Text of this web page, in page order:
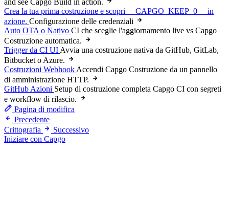
and see Capgo Build in action.
Crea la tua prima costruzione e scopri __CAPGO_KEEP_0__ in
azione. Configurazione delle credenziali
Auto OTA o Nativo CI che sceglie l'aggiornamento live vs Capgo
Costruzione automatica.
Trigger da CI UI Avvia una costruzione nativa da GitHub, GitLab,
Bitbucket o Azure.
Costruzioni Webhook Accendi Capgo Costruzione da un pannello
di amministrazione HTTP.
GitHub Azioni Setup di costruzione completa Capgo CI con segreti
e workflow di rilascio.
Pagina di modifica
Precedente
Crittografia
Successivo
Iniziare con Capgo